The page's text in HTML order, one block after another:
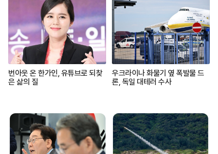
번아웃 온 한가인, 유튜브로 되찾
은 삶의 질
우크라이나 화물기 옆 폭발물 드
론, 독일 대테러 수사